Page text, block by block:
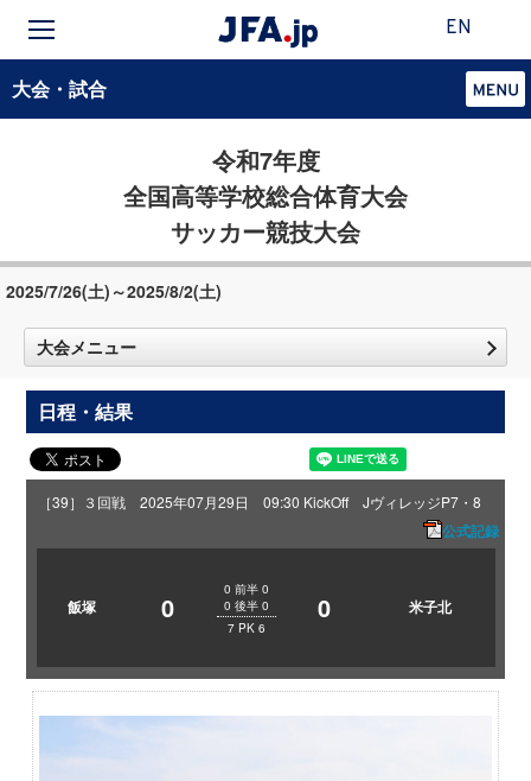
EN
大会・試合
令和7年度
全国高等学校総合体育大会
サッカー競技大会
2025/7/26(土)～2025/8/2(土)
大会メニュー
日程・結果
［39］３回戦 2025年07月29日 09:30 KickOff JヴィレッジP7・8
公式記録
飯塚 0
0 前半 0
0 後半 0
7 PK 6
0 米子北